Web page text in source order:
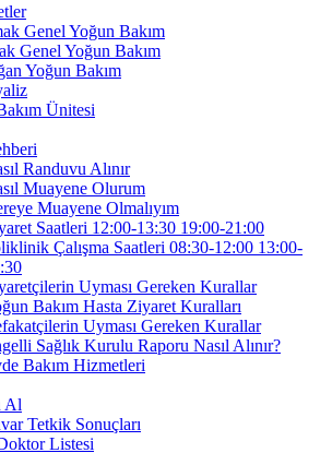
Genel Yoğun Bakım
Genel Yoğun Bakım
Yoğun Bakım
Ünitesi
Randuvu Alınır
Muayene Olurum
Muayene Olmalıyım
Saatleri 12:00-13:30 19:00-21:00
Çalışma Saatleri 08:30-12:00 13:00-
Uyması Gereken Kurallar
Bakım Hasta Ziyaret Kuralları
Uyması Gereken Kurallar
Sağlık Kurulu Raporu Nasıl Alınır?
Bakım Hizmetleri
Al
Tetkik Sonuçları
Listesi